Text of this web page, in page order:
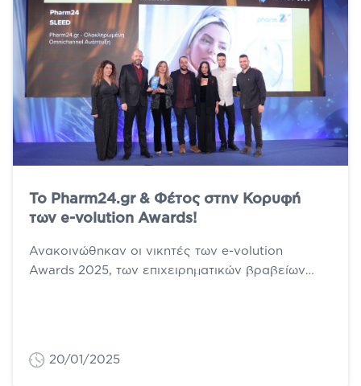
Το Pharm24.gr & Φέτος στην Κορυφή
των e-volution Awards!
Ανακοινώθηκαν οι νικητές των e-volution
Awards 2025, των επιχειρηματικών βραβείων
20/01/2025